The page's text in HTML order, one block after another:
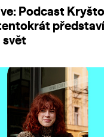
Podcast
svět